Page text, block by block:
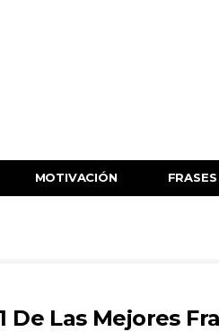
MOTIVACIÓN FRASES
De Las Mejores